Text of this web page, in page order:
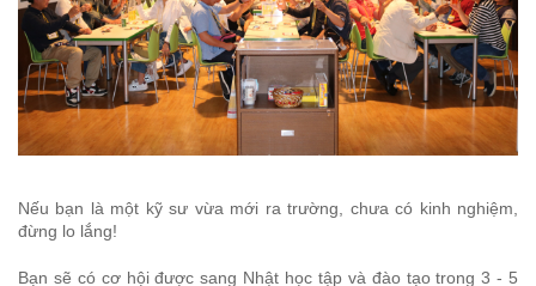
Nếu bạn là một kỹ sư vừa mới ra trường, chưa có kinh nghiệm,
đừng lo lắng!
Bạn sẽ có cơ hội được sang Nhật học tập và đào tạo trong 3 - 5